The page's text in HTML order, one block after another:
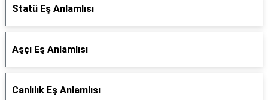
Statü Eş Anlamlısı
Aşçı Eş Anlamlısı
Canlılık Eş Anlamlısı